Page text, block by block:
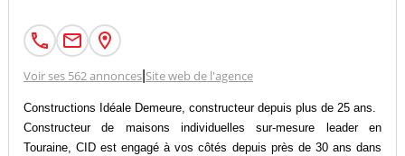
Voir ses 562 annonces| Site web de l'agence
Constructions Idéale Demeure, constructeur depuis plus de 25 ans.
Constructeur de maisons individuelles sur-mesure leader en
Touraine, CID est engagé à vos côtés depuis près de 30 ans dans